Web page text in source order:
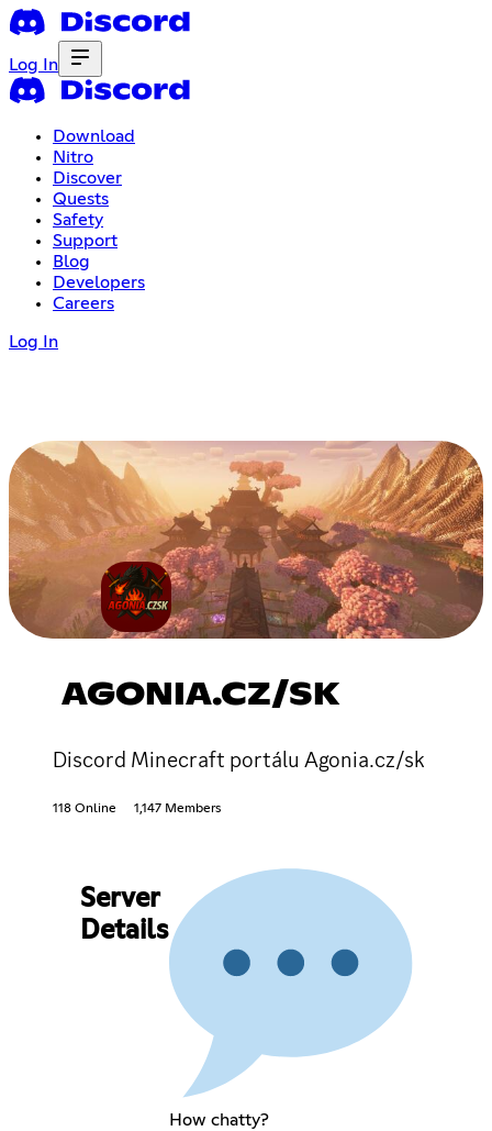
Log In
Download
Nitro
Discover
Quests
Safety
Support
Blog
Developers
Careers
Log In
AGONIA.CZ/SK
Discord Minecraft portálu Agonia.cz/sk
118 Online 1,147 Members
Server
Details
How chatty?